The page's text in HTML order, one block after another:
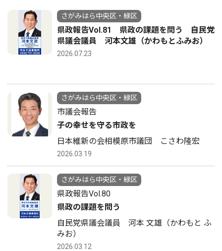
さがみはら中央区・緑区
県政報告Vol.81 県政の課題を問う 自民党
県議会議員 河本文雄（かわもとふみお）
2026.07.23
さがみはら中央区・緑区
市議会報告
子の幸せを守る市政を
日本維新の会相模原市議団 こさわ隆宏
2026.03.19
さがみはら中央区・緑区
県政報告Vol.80
県政の課題を問う
自民党県議会議員 河本 文雄（かわもと ふ
みお）
2026.03.12